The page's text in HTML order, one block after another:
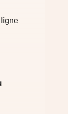
ligne